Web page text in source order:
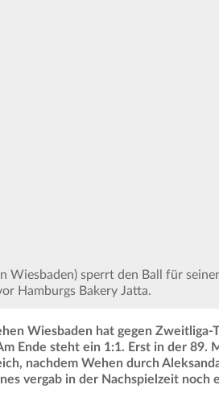
Wiesbaden) sperrt den Ball für
Hamburgs Bakery Jatta.
Wiesbaden hat gegen Zweitliga-
Ende steht ein 1:1. Erst in der 89.
nachdem Wehen durch
vergab in der Nachspielzeit